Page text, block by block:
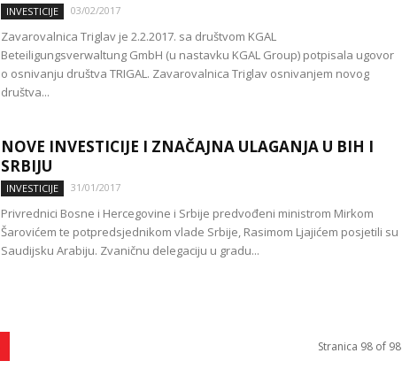
INVESTICIJE 03/02/2017
Zavarovalnica Triglav je 2.2.2017. sa društvom KGAL
Beteiligungsverwaltung GmbH (u nastavku KGAL Group) potpisala ugovor
o osnivanju društva TRIGAL. Zavarovalnica Triglav osnivanjem novog
društva...
NOVE INVESTICIJE I ZNAČAJNA ULAGANJA U BIH I
SRBIJU
INVESTICIJE 31/01/2017
Privrednici Bosne i Hercegovine i Srbije predvođeni ministrom Mirkom
Šarovićem te potpredsjednikom vlade Srbije, Rasimom Ljajićem posjetili su
Saudijsku Arabiju. Zvaničnu delegaciju u gradu...
Stranica 98 of 98